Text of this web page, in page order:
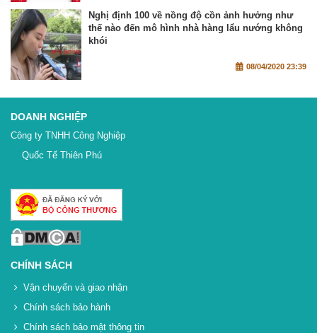
Nghị định 100 về nồng độ cồn ảnh hưởng như
thế nào đến mô hình nhà hàng lẩu nướng không
khói
08/04/2020 23:39
DOANH NGHIỆP
Công ty TNHH Công Nghiệp
Quốc Tế Thiên Phú
CHÍNH SÁCH
Vận chuyển và giao nhận
Chính sách bảo hành
Chính sách bảo mật thông tin